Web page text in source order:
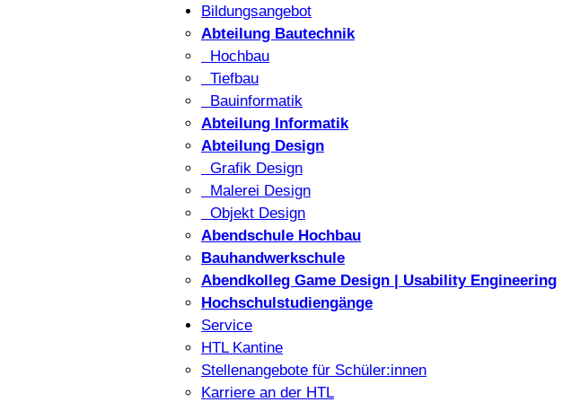
Bildungsangebot
Abteilung Bautechnik
Hochbau
Tiefbau
Bauinformatik
Abteilung Informatik
Abteilung Design
Grafik Design
Malerei Design
Objekt Design
Abendschule Hochbau
Bauhandwerkschule
Abendkolleg Game Design | Usability Engineering
Hochschulstudiengänge
Service
HTL Kantine
Stellenangebote für Schüler:innen
Karriere an der HTL